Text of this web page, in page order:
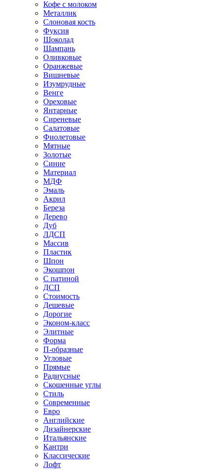
Кофе с молоком
Металлик
Слоновая кость
Фуксия
Шоколад
Шампань
Оливковые
Оранжевые
Вишневые
Изумрудные
Венге
Ореховые
Янтарные
Сиреневые
Салатовые
Фиолетовые
Мятные
Золотые
Синие
Материал
МДФ
Эмаль
Акрил
Береза
Дерево
Дуб
ЛДСП
Массив
Пластик
Шпон
Экошпон
С патиной
ДСП
Стоимость
Дешевые
Дорогие
Эконом-класс
Элитные
Форма
П-образные
Угловые
Прямые
Радиусные
Скошенные углы
Стиль
Современные
Евро
Английские
Дизайнерские
Итальянские
Кантри
Классические
Лофт